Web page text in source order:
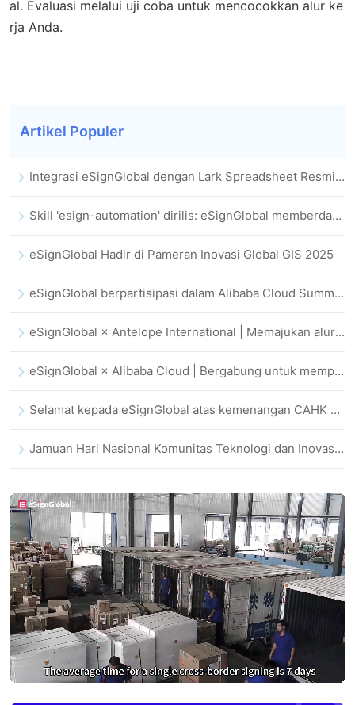
al. Evaluasi melalui uji coba untuk mencocokkan alur ke
rja Anda.
Artikel Populer
Integrasi eSignGlobal dengan Lark Spreadsheet Resmi Diluncurkan: Otomatisasi Penuh Penandatanganan dan Pengarsipan Kontrak Elektronik
Skill 'esign-automation' dirilis: eSignGlobal memberdayakan OpenClaw dengan tanda tangan elektronik otomatis
eSignGlobal Hadir di Pameran Inovasi Global GIS 2025
eSignGlobal berpartisipasi dalam Alibaba Cloud Summit 2025 Hong Kong, mendorong inovasi cloud berbasis AI dan kepercayaan digital
eSignGlobal × Antelope International | Memajukan alur kerja digital yang aman dan didorong AI
eSignGlobal × Alibaba Cloud | Bergabung untuk memperkuat kepercayaan digital global bagi fintech
Selamat kepada eSignGlobal atas kemenangan CAHK STAR Award 2025
Jamuan Hari Nasional Komunitas Teknologi dan Inovasi Hong Kong